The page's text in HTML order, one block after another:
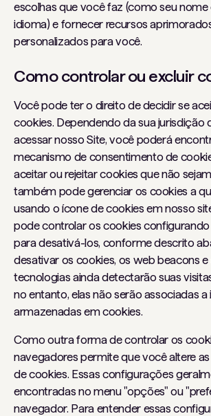
escolhas que você faz (como seu nome
idioma) e fornecer recursos
personalizados para você.
Como controlar ou excluir
Você pode ter o direito de decidir se
cookies. Dependendo da sua jurisdição
acessar nosso Site, você poderá
mecanismo de consentimento de
aceitar ou rejeitar cookies que não
também pode gerenciar os cookies a
usando o ícone de cookies em nosso
pode controlar os cookies
para desativá-los, conforme descrito
desativar os cookies, os web beacons
tecnologias ainda detectarão suas
no entanto, elas não serão associadas
armazenadas em cookies.
Como outra forma de controlar os
navegadores permite que você altere
de cookies. Essas configurações
encontradas no menu "opções" ou
navegador. Para entender essas